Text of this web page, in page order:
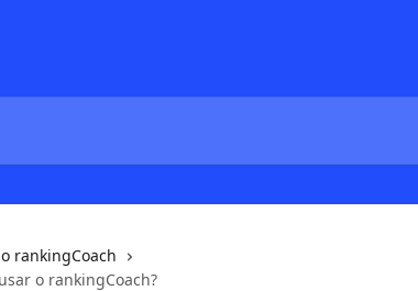
rankingCoach
o rankingCoach?